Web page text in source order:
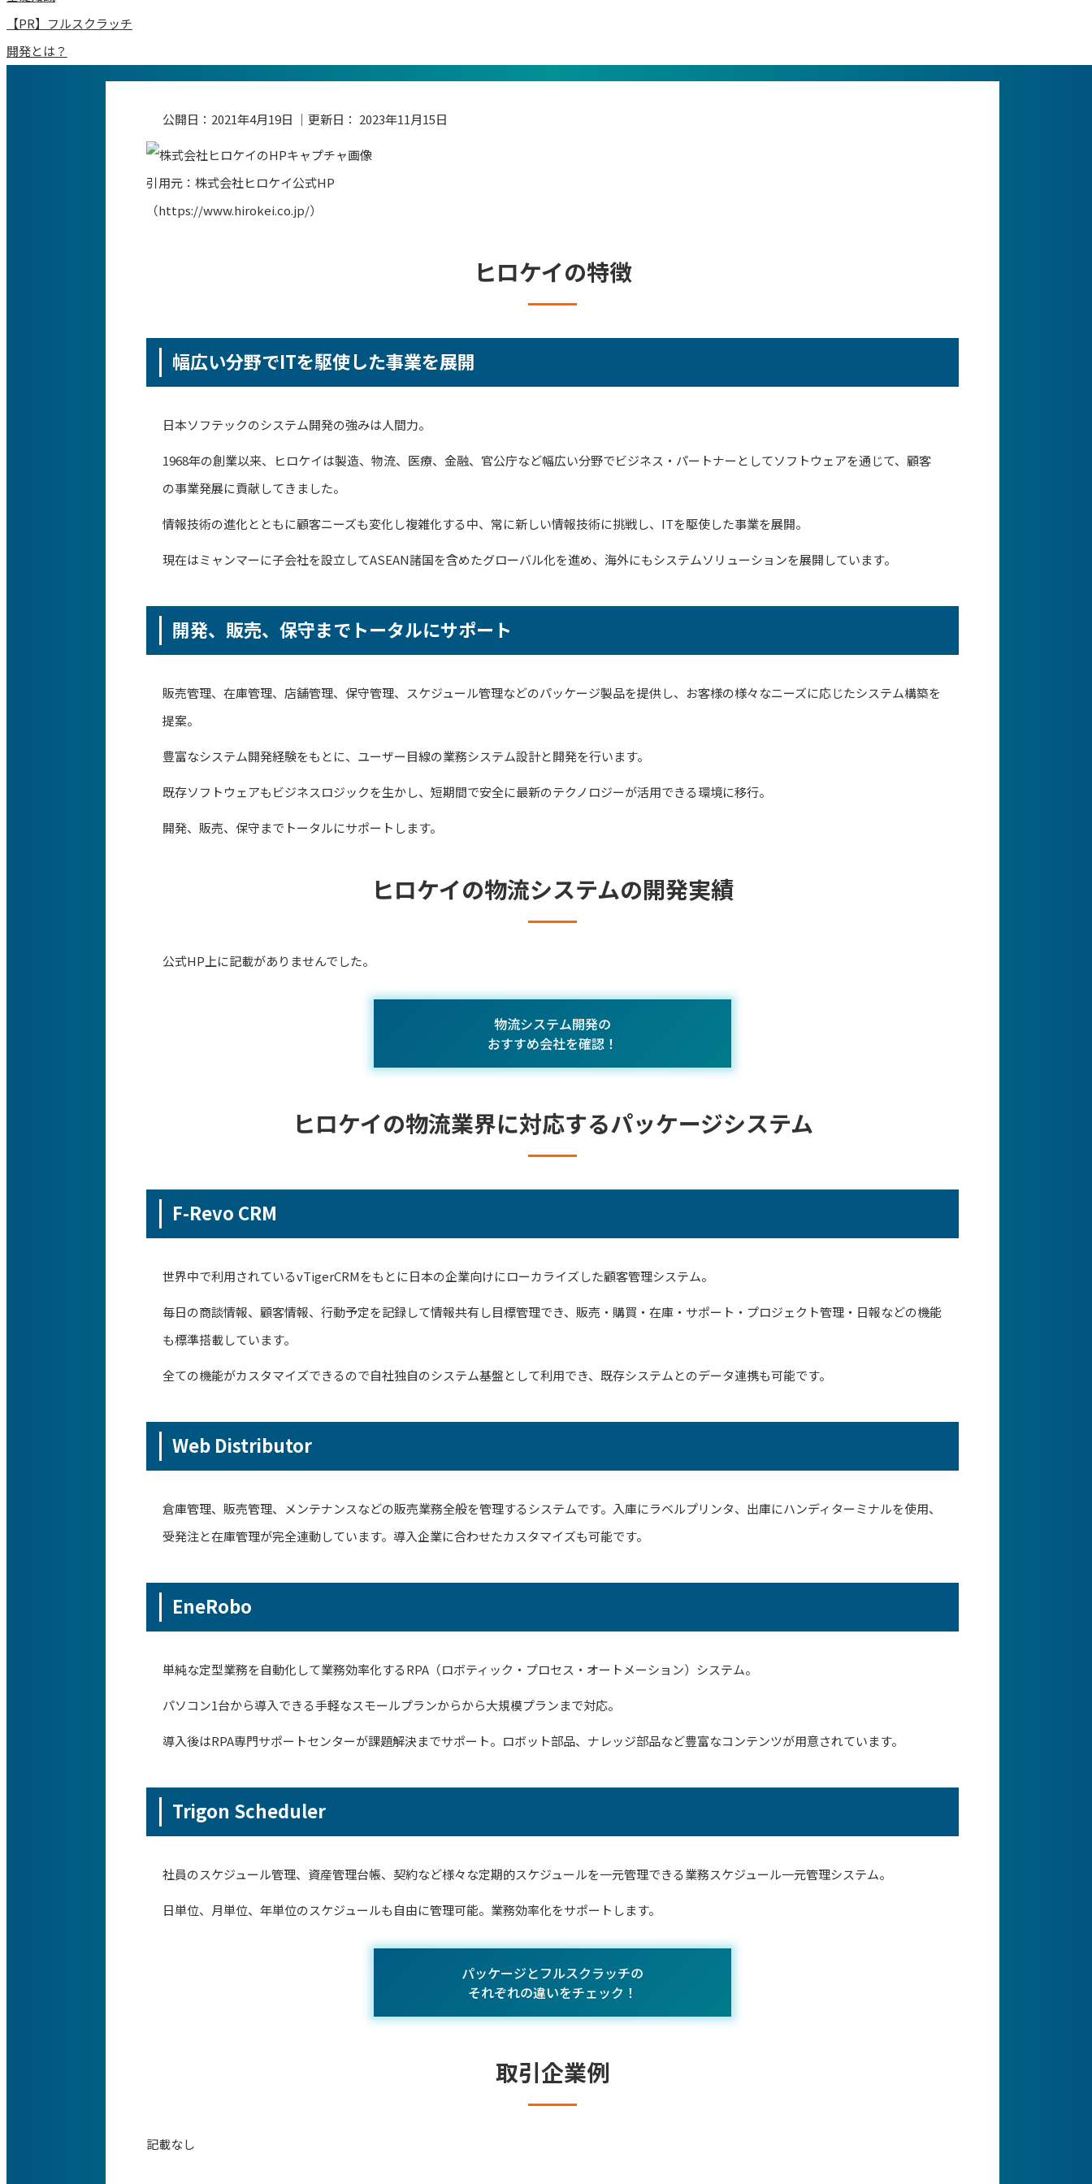
【PR】フルスクラッチ
開発とは？
公開日： 2021年4月19日 ｜更新日： 2023年11月15日
引用元：株式会社ヒロケイ公式HP
（https://www.hirokei.co.jp/）
ヒロケイの特徴
幅広い分野でITを駆使した事業を展開
日本ソフテックのシステム開発の強みは人間力。
1968年の創業以来、ヒロケイは製造、物流、医療、金融、官公庁など幅広い分野でビジネス・パートナーとしてソフトウェアを通じて、顧客
の事業発展に貢献してきました。
情報技術の進化とともに顧客ニーズも変化し複雑化する中、常に新しい情報技術に挑戦し、ITを駆使した事業を展開。
現在はミャンマーに子会社を設立してASEAN諸国を含めたグローバル化を進め、海外にもシステムソリューションを展開しています。
開発、販売、保守までトータルにサポート
販売管理、在庫管理、店舗管理、保守管理、スケジュール管理などのパッケージ製品を提供し、お客様の様々なニーズに応じたシステム構築を
提案。
豊富なシステム開発経験をもとに、ユーザー目線の業務システム設計と開発を行います。
既存ソフトウェアもビジネスロジックを生かし、短期間で安全に最新のテクノロジーが活用できる環境に移行。
開発、販売、保守までトータルにサポートします。
ヒロケイの物流システムの開発実績
公式HP上に記載がありませんでした。
物流システム開発の
おすすめ会社を確認！
ヒロケイの物流業界に対応するパッケージシステム
F-Revo CRM
世界中で利用されているvTigerCRMをもとに日本の企業向けにローカライズした顧客管理システム。
毎日の商談情報、顧客情報、行動予定を記録して情報共有し目標管理でき、販売・購買・在庫・サポート・プロジェクト管理・日報などの機能
も標準搭載しています。
全ての機能がカスタマイズできるので自社独自のシステム基盤として利用でき、既存システムとのデータ連携も可能です。
Web Distributor
倉庫管理、販売管理、メンテナンスなどの販売業務全般を管理するシステムです。入庫にラベルプリンタ、出庫にハンディターミナルを使用、
受発注と在庫管理が完全連動しています。導入企業に合わせたカスタマイズも可能です。
EneRobo
単純な定型業務を自動化して業務効率化するRPA（ロボティック・プロセス・オートメーション）システム。
パソコン1台から導入できる手軽なスモールプランからから大規模プランまで対応。
導入後はRPA専門サポートセンターが課題解決までサポート。ロボット部品、ナレッジ部品など豊富なコンテンツが用意されています。
Trigon Scheduler
社員のスケジュール管理、資産管理台帳、契約など様々な定期的スケジュールを一元管理できる業務スケジュール一元管理システム。
日単位、月単位、年単位のスケジュールも自由に管理可能。業務効率化をサポートします。
パッケージとフルスクラッチの
それぞれの違いをチェック！
取引企業例
記載なし